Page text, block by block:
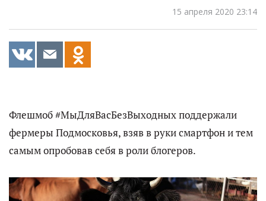
15 апреля 2020 23:14
Флешмоб #МыДляВасБезВыходных поддержали
фермеры Подмосковья, взяв в руки смартфон и тем
самым опробовав себя в роли блогеров.